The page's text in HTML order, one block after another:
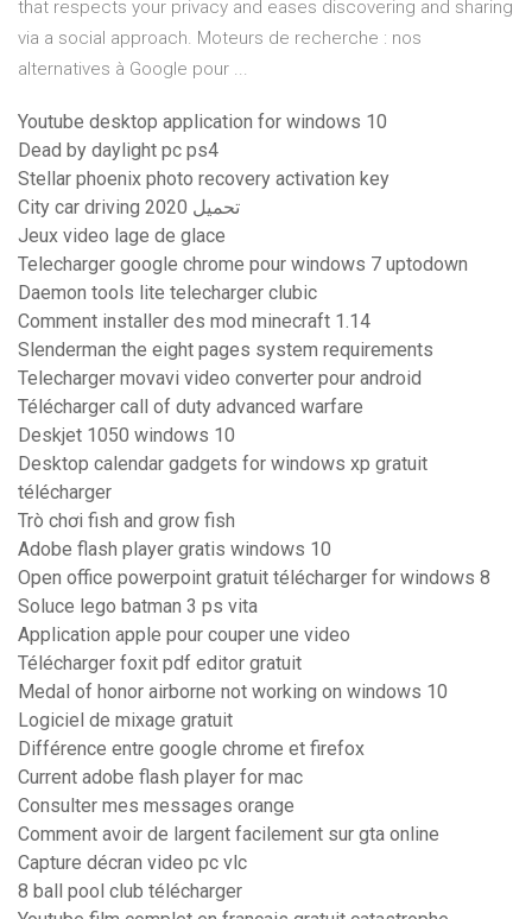
that respects your privacy and eases discovering and sharing
via a social approach. Moteurs de recherche : nos
alternatives à Google pour ...
Youtube desktop application for windows 10
Dead by daylight pc ps4
Stellar phoenix photo recovery activation key
City car driving 2020 تحميل
Jeux video lage de glace
Telecharger google chrome pour windows 7 uptodown
Daemon tools lite telecharger clubic
Comment installer des mod minecraft 1.14
Slenderman the eight pages system requirements
Telecharger movavi video converter pour android
Télécharger call of duty advanced warfare
Deskjet 1050 windows 10
Desktop calendar gadgets for windows xp gratuit
télécharger
Trò chơi fish and grow fish
Adobe flash player gratis windows 10
Open office powerpoint gratuit télécharger for windows 8
Soluce lego batman 3 ps vita
Application apple pour couper une video
Télécharger foxit pdf editor gratuit
Medal of honor airborne not working on windows 10
Logiciel de mixage gratuit
Différence entre google chrome et firefox
Current adobe flash player for mac
Consulter mes messages orange
Comment avoir de largent facilement sur gta online
Capture décran video pc vlc
8 ball pool club télécharger